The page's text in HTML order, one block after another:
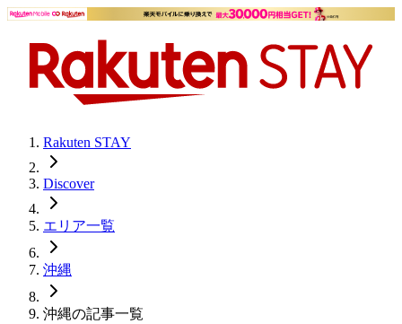
Rakuten STAY
Discover
エリア一覧
沖縄
沖縄の記事一覧